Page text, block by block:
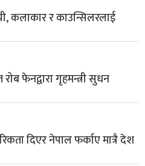
कलाकार र काउन्सिलरलाई
फेनद्वारा गृहमन्त्री सुधन
दिएर नेपाल फर्काए मात्रै देश